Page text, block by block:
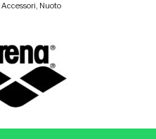
Accessori, Nuoto